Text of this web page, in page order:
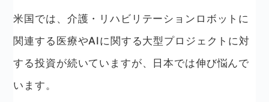
米国では、介護・リハビリテーションロボットに
関連する医療やAIに関する大型プロジェクトに対
する投資が続いていますが、日本では伸び悩んで
います。